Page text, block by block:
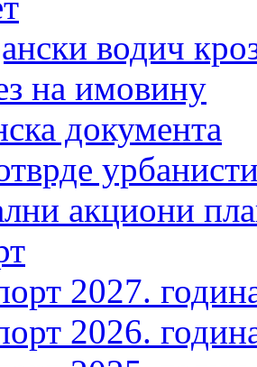
водич
на имовину
документа
акциони
2027.
2026.